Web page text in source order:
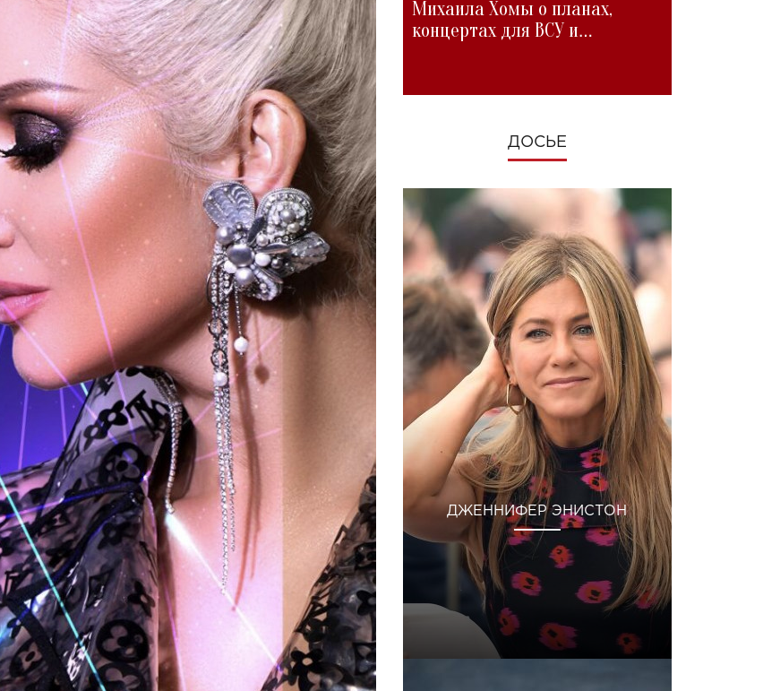
Михаила Хомы о планах,
концертах для ВСУ и
ДОСЬЕ
ДЖЕННИФЕР ЭНИСТОН